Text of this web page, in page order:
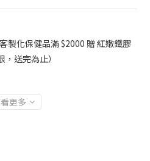
製化保健品滿 $2000 贈 紅嫩鐵膠
，送完為止）
更多